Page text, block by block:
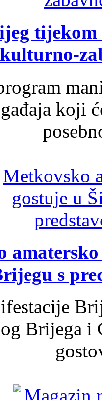
tijekom
kulturno-
koji
s
Brijega